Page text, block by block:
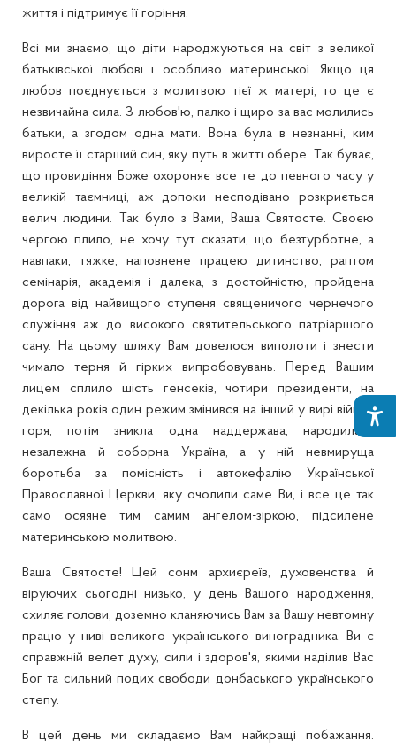
життя і підтримує її горіння.
Всі ми знаємо, що діти народжуються на світ з великої
батьківської любові і особливо материнської. Якщо ця
любов поєднується з молитвою тієї ж матері, то це є
незвичайна сила. З любов'ю, палко і щиро за вас молились
батьки, а згодом одна мати. Вона була в незнанні, ким
виросте її старший син, яку путь в житті обере. Так буває,
що провидіння Боже охороняє все те до певного часу у
великій таємниці, аж допоки несподівано розкриється
велич людини. Так було з Вами, Ваша Святосте. Своєю
чергою плило, не хочу тут сказати, що безтурботне, а
навпаки, тяжке, наповнене працею дитинство, раптом
семінарія, академія і далека, з достойністю, пройдена
дорога від найвищого ступеня священичого чернечого
служіння аж до високого святительського патріаршого
сану. На цьому шляху Вам довелося виполоти і знести
чимало терня й гірких випробовувань. Перед Вашим
лицем сплило шість генсеків, чотири президенти, на
декілька років один режим змінився на інший у вирі війни і
горя, потім зникла одна наддержава, народилася
незалежна й соборна Україна, а у ній невмируща
боротьба за помісність і автокефалію Української
Православної Церкви, яку очолили саме Ви, і все це так
само осяяне тим самим ангелом-зіркою, підсилене
материнською молитвою.
Ваша Святосте! Цей сонм архиєреїв, духовенства й
віруючих сьогодні низько, у день Вашого народження,
схиляє голови, доземно кланяючись Вам за Вашу невтомну
працю у ниві великого українського виноградника. Ви є
справжній велет духу, сили і здоров'я, якими наділив Вас
Бог та сильний подих свободи донбаського українського
степу.
В цей день ми складаємо Вам найкращі побажання.